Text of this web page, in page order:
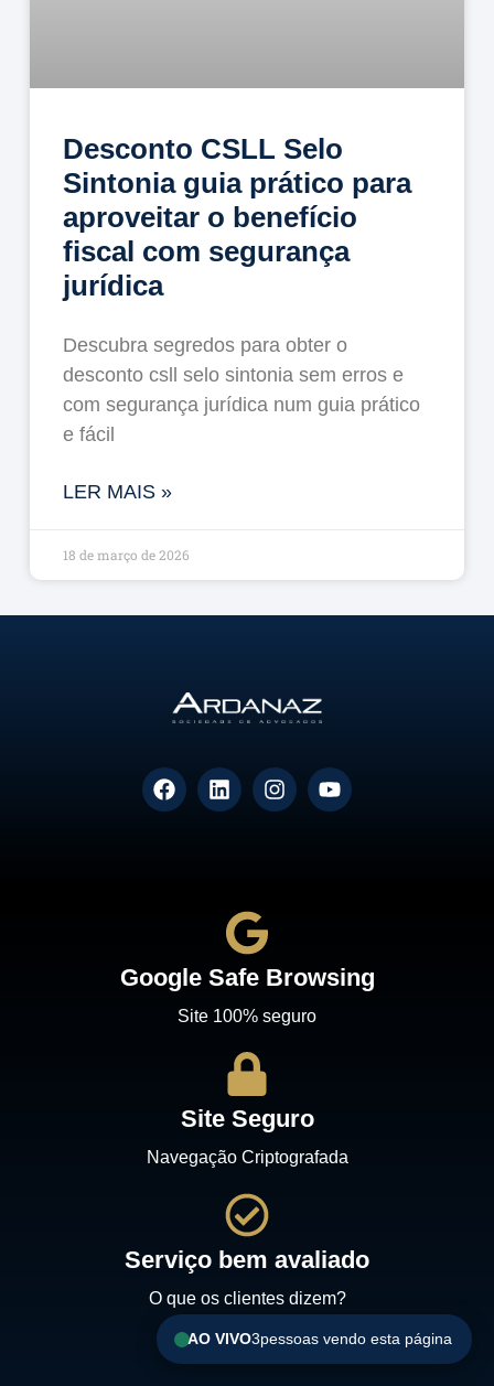
Desconto CSLL Selo
Sintonia guia prático para
aproveitar o benefício
fiscal com segurança
jurídica
Descubra segredos para obter o
desconto csll selo sintonia sem erros e
com segurança jurídica num guia prático
e fácil
LER MAIS »
18 de março de 2026
Google Safe Browsing
Site 100% seguro
Site Seguro
Navegação Criptografada
Serviço bem avaliado
O que os clientes dizem?
AO VIVO3pessoas vendo esta página